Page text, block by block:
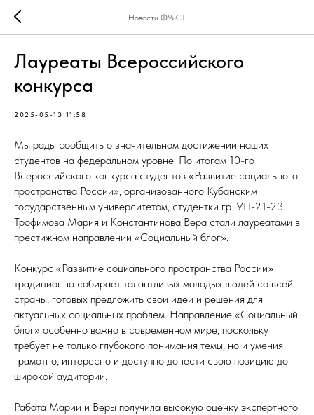
Новости ФУиСТ
Лауреаты Всероссийского
конкурса
2025-05-13 11:58
Мы рады сообщить о значительном достижении наших
студентов на федеральном уровне! По итогам 10-го
Всероссийского конкурса студентов «Развитие социального
пространства России», организованного Кубанским
государственным университетом, студентки гр. УП-21-23
Трофимова Мария и Константинова Вера стали лауреатами в
престижном направлении «Социальный блог».
Конкурс «Развитие социального пространства России»
традиционно собирает талантливых молодых людей со всей
страны, готовых предложить свои идеи и решения для
актуальных социальных проблем. Направление «Социальный
блог» особенно важно в современном мире, поскольку
требует не только глубокого понимания темы, но и умения
грамотно, интересно и доступно донести свою позицию до
широкой аудитории.
Работа Марии и Веры получила высокую оценку экспертного